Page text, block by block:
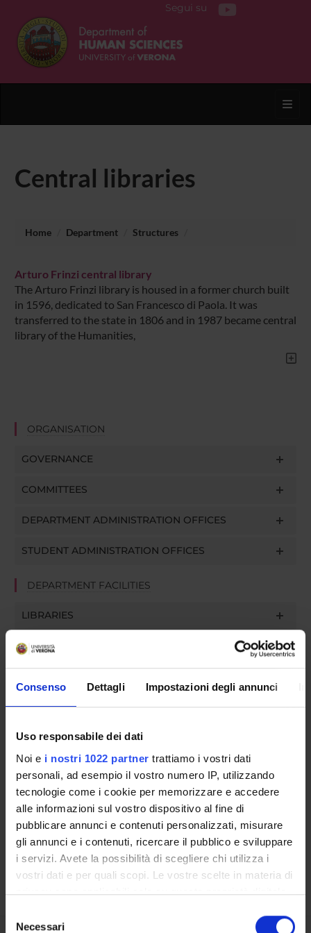
Consenso Dettagli Impostazioni degli annunci
Uso responsabile dei dati
Noi e i nostri 1022 partner trattiamo i vostri dati
personali, ad esempio il vostro numero IP, utilizzando
tecnologie come i cookie per memorizzare e accedere
alle informazioni sul vostro dispositivo al fine di
pubblicare annunci e contenuti personalizzati, misurare
gli annunci e i contenuti, ricercare il pubblico e sviluppare
i servizi. Avete la possibilità di scegliere chi utilizza i
vostri dati e per quali scopi. Le vostre scelte in materia di
privacy sono applicabili solo su questa proprietà digitale
modificare o revocare il proprio consenso in qualsiasi
delNecessari
Segui su
Central libraries
Home Department Structures
Arturo Frinzi central library
The Arturo Frinzi library is housed in a former church built
in 1596, dedicated to San Francesco di Paola. It was
transferred to the state in 1806 and in 1987 became central
library of the Humanities,
ORGANISATION
GOVERNANCE
COMMITTEES
DEPARTMENT ADMINISTRATION OFFICES
STUDENT ADMINISTRATION OFFICES
DEPARTMENT FACILITIES
LIBRARIES
CENTRES
SPIN OFF AND COMPANIES
COMMUNAL AREA
Contacts
People
Places
Calendar